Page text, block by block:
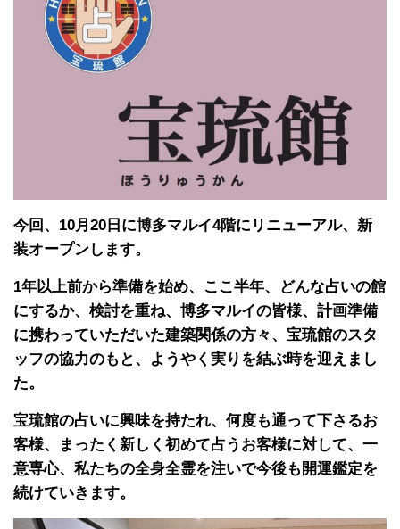
今回、10月20日に博多マルイ4階にリニューアル、新
装オープンします。
1年以上前から準備を始め、ここ半年、どんな占いの館
にするか、検討を重ね、博多マルイの皆様、計画準備
に携わっていただいた建築関係の方々、宝琉館のスタ
ッフの協力のもと、ようやく実りを結ぶ時を迎えまし
た。
宝琉館の占いに興味を持たれ、何度も通って下さるお
客様、まったく新しく初めて占うお客様に対して、一
意専心、私たちの全身全霊を注いで今後も開運鑑定を
続けていきます。